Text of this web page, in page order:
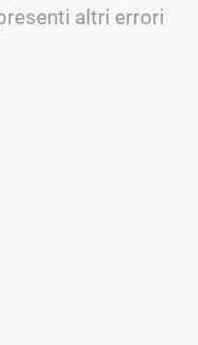
altri errori